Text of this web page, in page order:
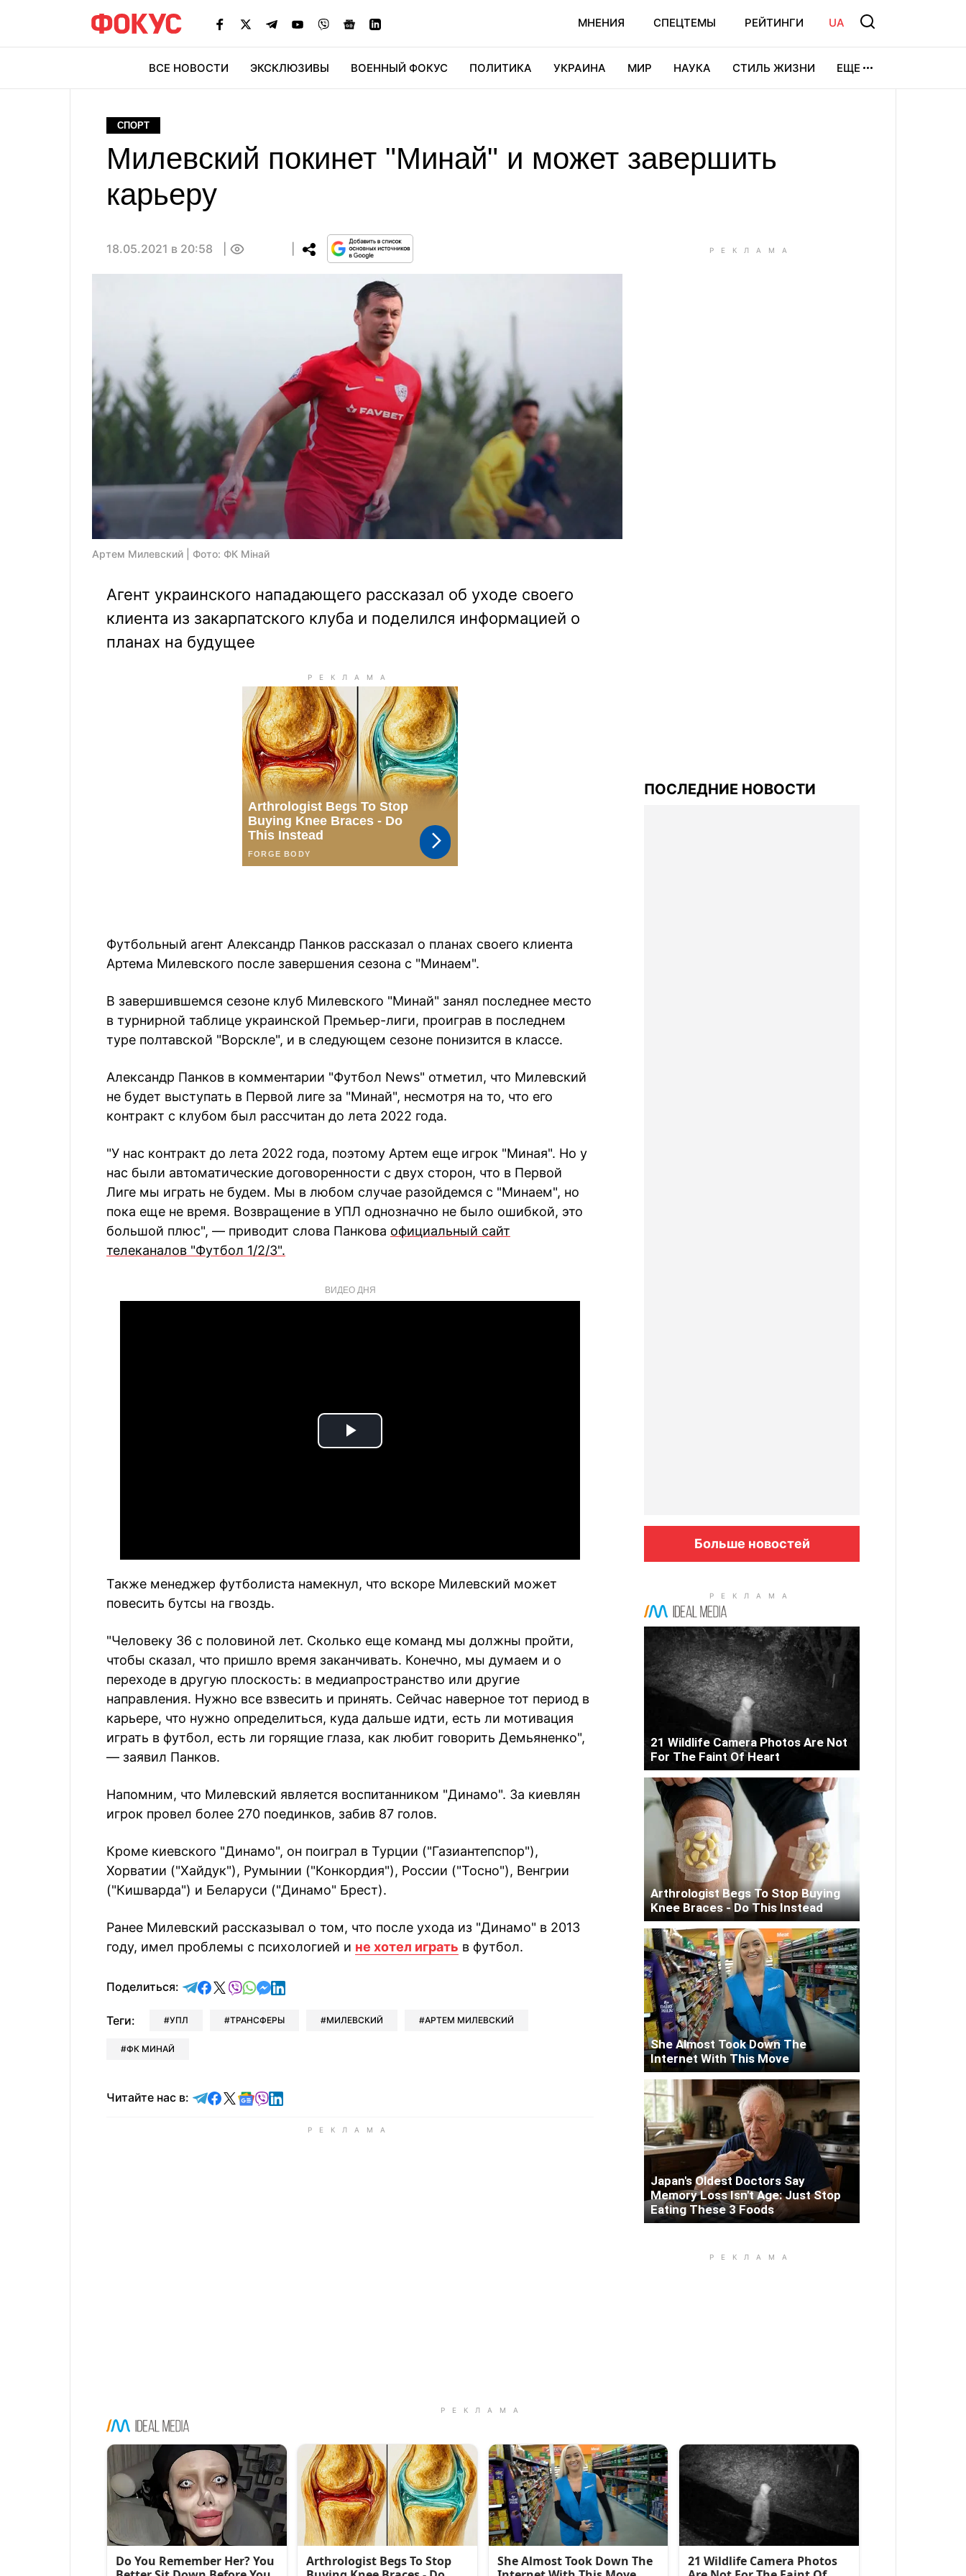
МНЕНИЯ СПЕЦТЕМЫ РЕЙТИНГИ UA
ВСЕ НОВОСТИ ЭКСКЛЮЗИВЫ ВОЕННЫЙ ФОКУС ПОЛИТИКА УКРАИНА МИР НАУКА СТИЛЬ ЖИЗНИ ЕЩЕ
СПОРТ
Милевский покинет "Минай" и может завершить
карьеру
18.05.2021 в 20:58
Артем Милевский | Фото: ФК Мiнай
Агент украинского нападающего рассказал об уходе своего
клиента из закарпатского клуба и поделился информацией о
планах на будущее
Футбольный агент Александр Панков рассказал о планах своего клиента
Артема Милевского после завершения сезона с "Минаем".
В завершившемся сезоне клуб Милевского "Минай" занял последнее место
в турнирной таблице украинской Премьер-лиги, проиграв в последнем
туре полтавской "Ворскле", и в следующем сезоне понизится в классе.
Александр Панков в комментарии "Футбол News" отметил, что Милевский
не будет выступать в Первой лиге за "Минай", несмотря на то, что его
контракт с клубом был рассчитан до лета 2022 года.
"У нас контракт до лета 2022 года, поэтому Артем еще игрок "Миная". Но у
нас были автоматические договоренности с двух сторон, что в Первой
Лиге мы играть не будем. Мы в любом случае разойдемся с "Минаем", но
пока еще не время. Возвращение в УПЛ однозначно не было ошибкой, это
большой плюс", — приводит слова Панкова официальный сайт
телеканалов "Футбол 1/2/3".
ВИДЕО ДНЯ
Play
Также менеджер футболиста намекнул, что вскоре Милевский может
повесить бутсы на гвоздь.
"Человеку 36 с половиной лет. Сколько еще команд мы должны пройти,
чтобы сказал, что пришло время заканчивать. Конечно, мы думаем и о
переходе в другую плоскость: в медиапространство или другие
направления. Нужно все взвесить и принять. Сейчас наверное тот период в
карьере, что нужно определиться, куда дальше идти, есть ли мотивация
играть в футбол, есть ли горящие глаза, как любит говорить Демьяненко",
— заявил Панков.
Напомним, что Милевский является воспитанником "Динамо". За киевлян
игрок провел более 270 поединков, забив 87 голов.
Кроме киевского "Динамо", он поиграл в Турции ("Газиантепспор"),
Хорватии ("Хайдук"), Румынии ("Конкордия"), России ("Тосно"), Венгрии
("Кишварда") и Беларуси ("Динамо" Брест).
Ранее Милевский рассказывал о том, что после ухода из "Динамо" в 2013
году, имел проблемы с психологией и не хотел играть в футбол.
Поделиться: отправить в Telegram
поделиться в Facebook
поделиться в X
отправить в Viber
отправить в Whatsapp
отправить в Messenger
отправить в LinkedIn
Теги: УПЛ ТРАНСФЕРЫ МИЛЕВСКИЙ АРТЕМ МИЛЕВСКИЙ
ФК МИНАЙ
Читайте нас в: Читайте в Telegram
Читайте в Facebook
Читайте в X
Читайте в Google news
Читайте в Viber
Читайте в LinkedIn
ПОСЛЕДНИЕ НОВОСТИ
Больше новостей